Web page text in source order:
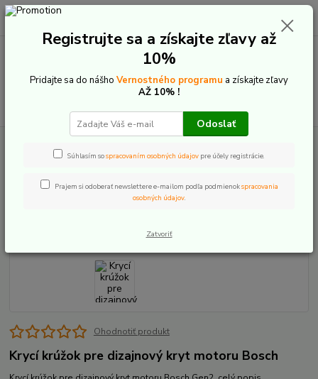
+421 907 20 22 33
0,00 €
krúžok pre dizajnový kryt motoru Bosch
Krycí krúžok pre dizajnový kryt
Ohodnotiť produkt
Krycí krúžok pre dizajnový kryt motoru Bosch
Registrujte sa a získajte zľavy až
10%
Pridajte sa do nášho Vernostného programu a získajte zľavy
AŽ 10% !
Odoslať
Súhlasím sospracovaním osobných údajov pre účely registrácie.
Prajem si odoberať newslettere e-mailom podľa podmienokspracovania
osobných údajov.
Zatvoriť